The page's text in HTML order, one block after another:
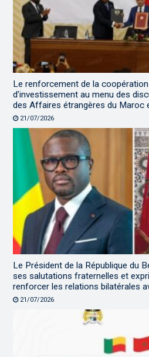
Le renforcement de la
d’investissement au menu des
des Affaires étrangères du Maroc
21/07/2026
Le Président de la République du
ses salutations fraternelles et
renforcer les relations bilatérales
21/07/2026